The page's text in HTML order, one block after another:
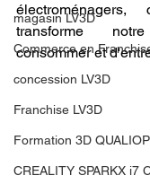
magasin LV3D
Commerce en
concession LV3D
Franchise LV3D
Formation 3D
CREALITY SPARKX i7
électroménagers,
transforme
consommer et